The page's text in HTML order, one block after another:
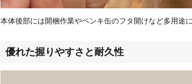
本体後部には開梱作業やペンキ缶のフタ開けなど多用途
優れた握りやすさと耐久性